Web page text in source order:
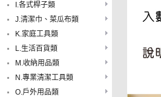
I.各式桿子類
J.清潔巾、菜瓜布類
K.家庭工具類
L.生活百貨類
M.收納用品類
N.專業清潔工具類
O.戶外用品類